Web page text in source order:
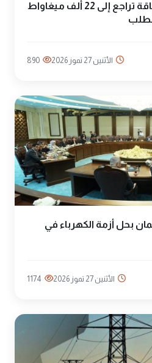
وزير الكهرباء: إنتاج الطاقة تراجع إلى 22 ألف ميغاواط
الأثنين 27 تموز 2026 890
بحل أزمة الكهرباء في
الأثنين 27 تموز 2026 1174